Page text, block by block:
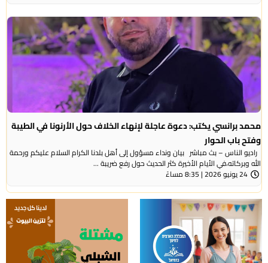
محمد برانسي يكتب: دعوة عاجلة لإنهاء الخلاف حول الأرنونا في الطيبة
وفتح باب الحوار
راديو الناس – بث مباشر بيان ونداء مسؤول إلى أهل بلدنا الكرام السلام عليكم ورحمة
الله وبركاته،في الأيام الأخيرة كثر الحديث حول رفع ضريبة ...
24 يونيو 2026 | 8:35 مساءً